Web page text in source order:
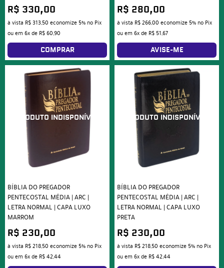
R$ 330,00
à vista R$ 313,50 economize 5% no Pix
ou em 6xde R$ 60,90
COMPRAR
R$ 280,00
à vista R$ 266,00 economize 5% no Pix
ou em 6xde R$ 51,67
AVISE-ME
BÍBLIA DO PREGADOR
PENTECOSTAL MÉDIA | ARC |
LETRA NORMAL | CAPA LUXO
MARROM
R$ 230,00
à vista R$ 218,50 economize 5% no Pix
ou em 6xde R$ 42,44
BÍBLIA DO PREGADOR
PENTECOSTAL MÉDIA | ARC |
LETRA NORMAL | CAPA LUXO
PRETA
R$ 230,00
à vista R$ 218,50 economize 5% no Pix
ou em 6xde R$ 42,44